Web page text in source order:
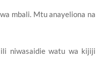
mbali. Mtu anayeliona na
niwasaidie watu wa kijiji